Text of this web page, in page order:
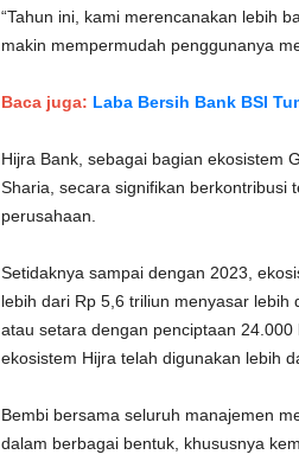
“Tahun ini, kami merencanakan lebih
makin mempermudah penggunanya
Baca juga: Laba Bersih Bank BSI
Hijra Bank, sebagai bagian ekosistem
Sharia, secara signifikan berkontribusi
perusahaan.
Setidaknya sampai dengan 2023,
lebih dari Rp 5,6 triliun menyasar
atau setara dengan penciptaan
ekosistem Hijra telah digunakan lebih
Bembi bersama seluruh manajemen
dalam berbagai bentuk, khususnya